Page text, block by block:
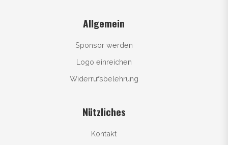
Allgemein
Sponsor werden
Logo einreichen
Widerrufsbelehrung
Nützliches
Kontakt